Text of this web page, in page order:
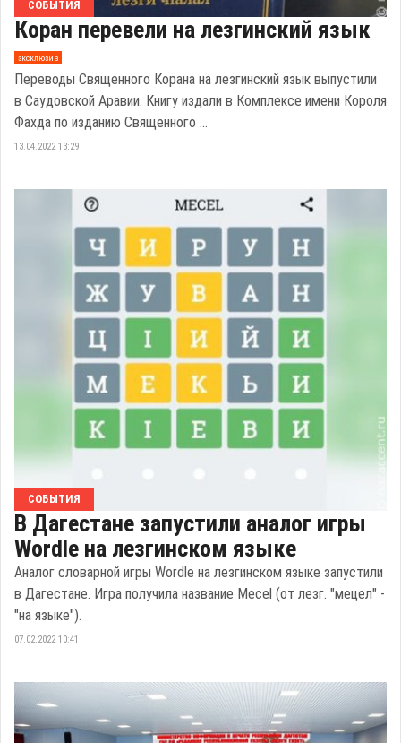
СОБЫТИЯ
Коран перевели на лезгинский язык
эксклюзив
Переводы Священного Корана на лезгинский язык выпустили
в Саудовской Аравии. Книгу издали в Комплексе имени Короля
Фахда по изданию Священного ...
13.04.2022 13:29
СОБЫТИЯ
В Дагестане запустили аналог игры
Wordle на лезгинском языке
Аналог словарной игры Wordle на лезгинском языке запустили
в Дагестане. Игра получила название Mecel (от лезг. "мецел" -
"на языке").
07.02.2022 10:41